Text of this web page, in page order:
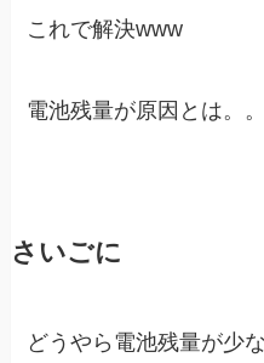
これで解決www
電池残量が原因とは。。
さいごに
どうやら電池残量が少